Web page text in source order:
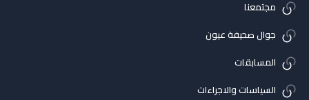
مجتمعنا
جوال صحيفة عيون
المسابقات
السياسات والاجراءات